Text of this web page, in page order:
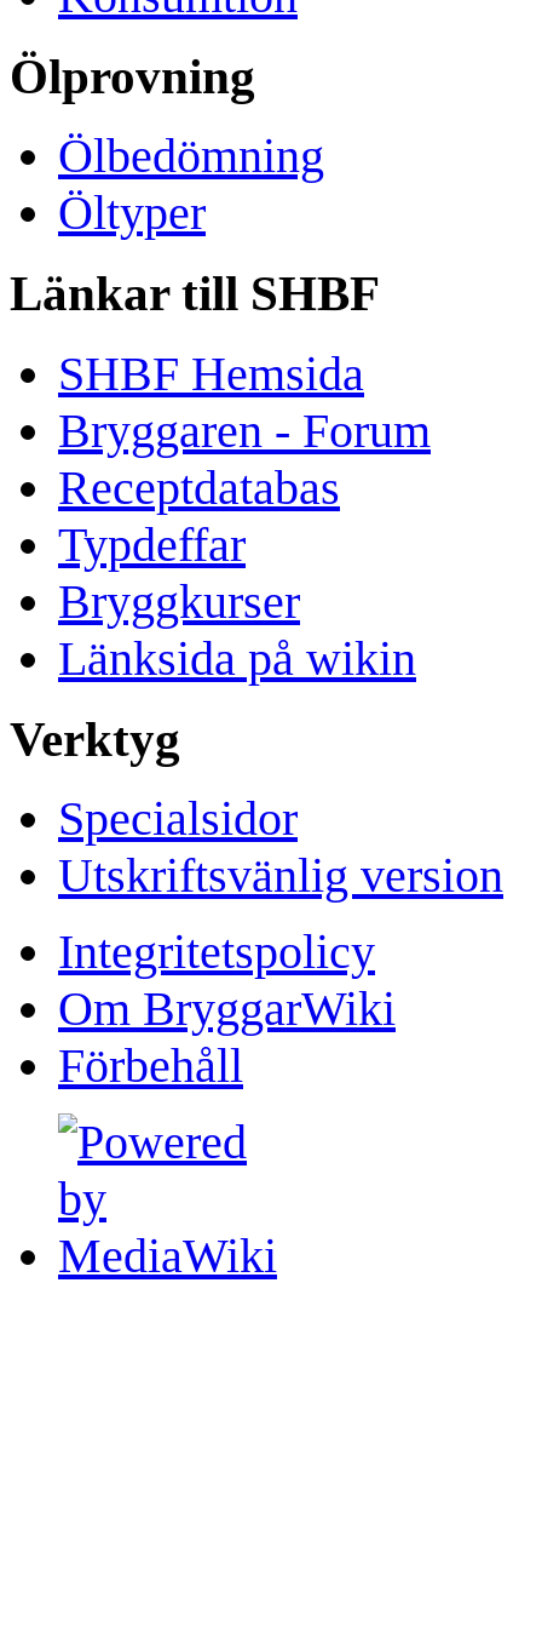
Ölprovning
Ölbedömning
Öltyper
Länkar till SHBF
SHBF Hemsida
Bryggaren - Forum
Receptdatabas
Typdeffar
Bryggkurser
Länksida på wikin
Verktyg
Specialsidor
Utskriftsvänlig version
Integritetspolicy
Om BryggarWiki
Förbehåll